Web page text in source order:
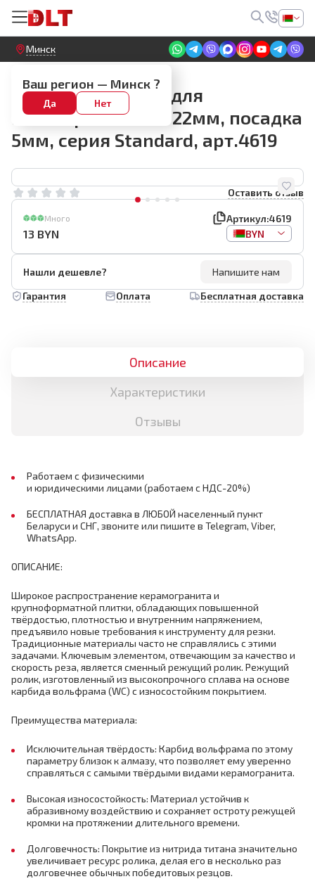
Круглосуточный! Прием заявок на сайте
Минск
Ваш регион — Минск ?
Да Нет
Резцы
Роликовый резец для
плиткореза JING Ø22мм, посадка
5мм, серия Standard, арт.4619
Оставить отзыв
Много Артикул:4619
13 BYN BYN
Нашли дешевле?
Напишите нам
Гарантия
Оплата Бесплатная доставка
Описание
Характеристики
Отзывы
Работаем с физическими
и юридическими лицами (работаем с НДС-20%)
БЕСПЛАТНАЯ доставка в ЛЮБОЙ населенный пункт
Беларуси и СНГ, звоните или пишите в Telegram, Viber,
WhatsApp.
ОПИСАНИЕ:
Широкое распространение керамогранита и
крупноформатной плитки, обладающих повышенной
твёрдостью, плотностью и внутренним напряжением,
предъявило новые требования к инструменту для резки.
Традиционные материалы часто не справлялись с этими
задачами. Ключевым элементом, отвечающим за качество и
скорость реза, является сменный режущий ролик. Режущий
ролик, изготовленный из высокопрочного сплава на основе
карбида вольфрама (WC) с износостойким покрытием.
Преимущества материала:
Исключительная твёрдость: Карбид вольфрама по этому
параметру близок к алмазу, что позволяет ему уверенно
справляться с самыми твёрдыми видами керамогранита.
Высокая износостойкость: Материал устойчив к
абразивному воздействию и сохраняет остроту режущей
кромки на протяжении длительного времени.
Долговечность: Покрытие из нитрида титана значительно
увеличивает ресурс ролика, делая его в несколько раз
долговечнее обычных победитовых резцов.